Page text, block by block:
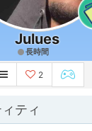
Julues
長時間
2
ティ